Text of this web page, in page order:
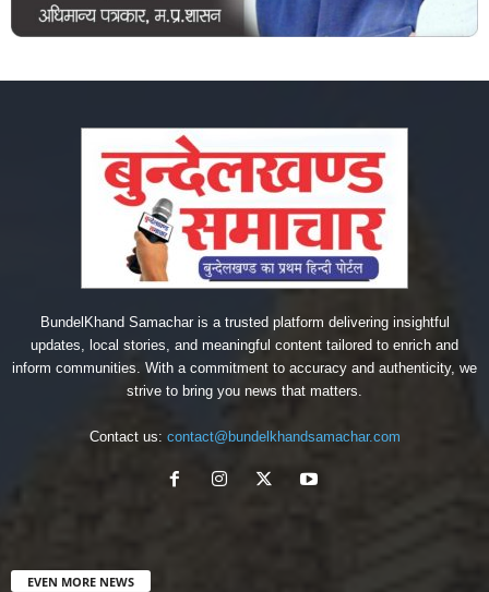
BundelKhand Samachar is a trusted platform delivering insightful
updates, local stories, and meaningful content tailored to enrich and
inform communities. With a commitment to accuracy and authenticity, we
strive to bring you news that matters.
Contact us: contact@bundelkhandsamachar.com
EVEN MORE NEWS